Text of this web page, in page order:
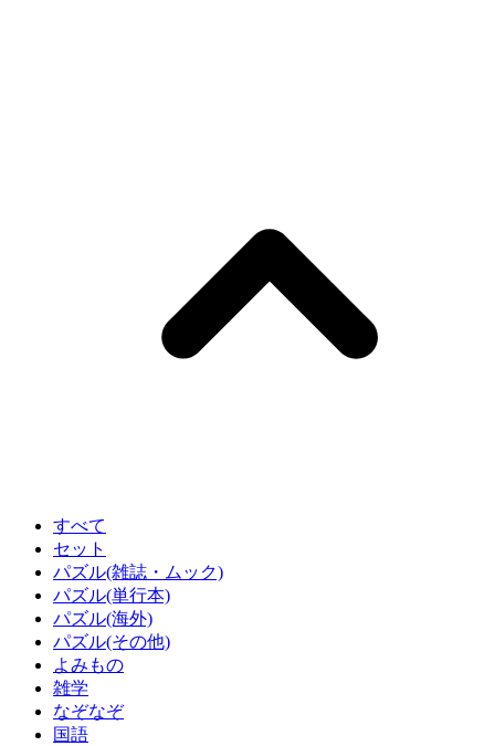
すべて
セット
パズル(雑誌・ムック)
パズル(単行本)
パズル(海外)
パズル(その他)
よみもの
雑学
なぞなぞ
国語